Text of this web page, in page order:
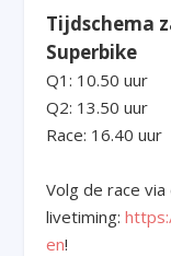
Tijdschema
Superbike
Q1: 10.50 uur
Q2: 13.50 uur
Race: 16.40 uur
Volg de race via
livetiming:
en!